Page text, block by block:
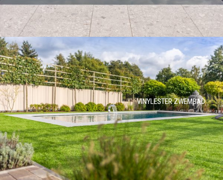
VINYLESTER ZWEMBAD